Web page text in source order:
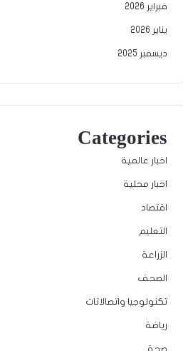
فبراير 2026
يناير 2026
ديسمبر 2025
Categories
اخبار عالمية
اخبار محلية
اقتصاد
التعليم
الزراعة
الصحف
تكنولوجيا واتصالاتات
رياضة
صحة